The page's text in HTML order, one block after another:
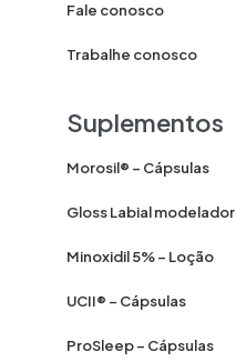
Fale conosco
Trabalhe conosco
Suplementos
Morosil® – Cápsulas
Gloss Labial modelador
Minoxidil 5% – Loção
UCII® – Cápsulas
ProSleep – Cápsulas